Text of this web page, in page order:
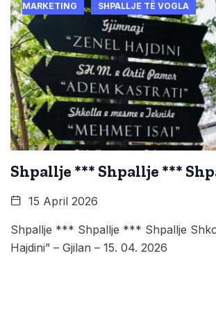
MARKETING SHPALLJE TË VOGLA
Shpallje *** Shpallje ***
15 April 2026
Shpallje *** Shpallje *** Shpallje
Hajdini” – Gjilan – 15. 04. 2026